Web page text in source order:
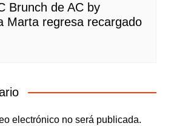
Brunch de AC by
Marta regresa recargado
electrónico no será publicada.